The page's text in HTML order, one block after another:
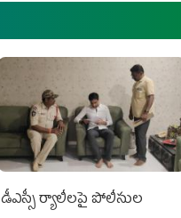
డీఎస్సీ ర్యాలీలపై పోలీసుల